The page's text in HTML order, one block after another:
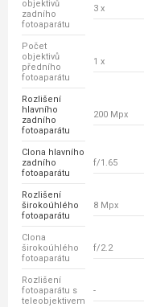
objektivů
zadního
fotoaparátu
3 x
Počet
objektivů
předního
fotoaparátu
1 x
Rozlišení
hlavního
zadního
fotoaparátu
200 Mpx
Clona hlavního
zadního
fotoaparátu
f/1.65
Rozlišení
širokoúhlého
fotoaparátu
8 Mpx
Clona
širokoúhlého
fotoaparátu
f/2.2
Rozlišení
fotoaparátu s
teleobjektivem
-